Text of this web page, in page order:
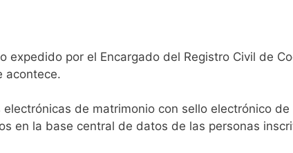
expedido por el Encargado del Registro Civil de
acontece.
de matrimonio con sello electrónico
en la base central de datos de las personas